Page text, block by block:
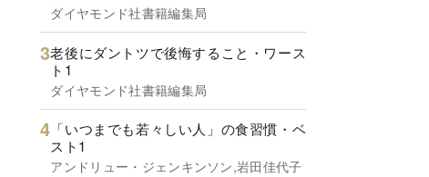
ダイヤモンド社書籍編集局
老後にダントツで後悔すること・ワース
ト1
ダイヤモンド社書籍編集局
「いつまでも若々しい人」の食習慣・ベ
スト1
アンドリュー・ジェンキンソン,岩田佳代子